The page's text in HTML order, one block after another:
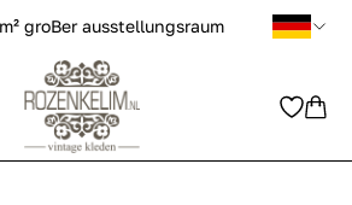
groBer ausstellungsraum